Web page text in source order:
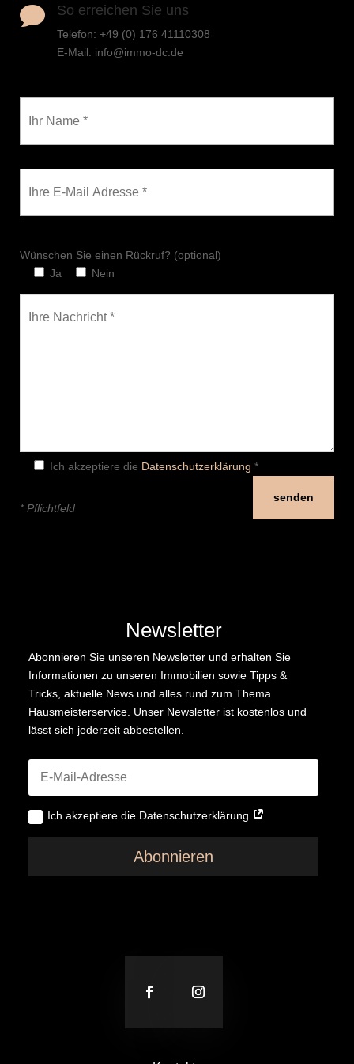
 So erreichen Sie uns
Telefon: ‪+49 (0) 176 41110308
E-Mail: info@immo-dc.de
Wünschen Sie einen Rückruf? (optional)
Ja
Nein
Ich akzeptiere die Datenschutzerklärung *
* Pflichtfeld
Newsletter
Abonnieren Sie unseren Newsletter und erhalten Sie
Informationen zu unseren Immobilien sowie Tipps &
Tricks, aktuelle News und alles rund zum Thema
Hausmeisterservice. Unser Newsletter ist kostenlos und
lässt sich jederzeit abbestellen.
Ich akzeptiere die Datenschutzerklärung
Abonnieren